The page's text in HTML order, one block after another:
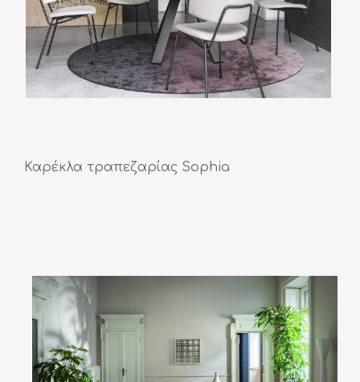
Καρέκλα τραπεζαρίας Sophia